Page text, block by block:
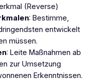
(Reverse)
: Bestimme,
entwickelt
müssen.
: Leite Maßnahmen ab
zur Umsetzung
Erkenntnissen.